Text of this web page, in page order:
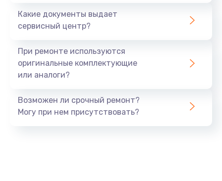
Какие документы выдает
сервисный центр?
При ремонте используются
оригинальные комплектующие
или аналоги?
Возможен ли срочный ремонт?
Могу при нем присутствовать?